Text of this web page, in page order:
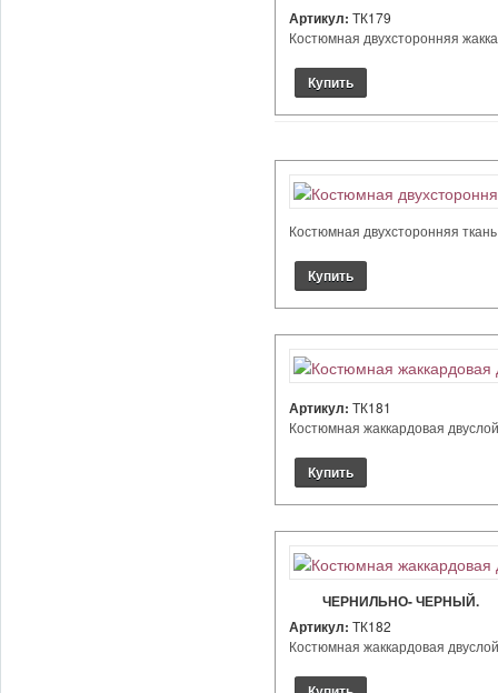
Артикул: ТК179
Костюмная двухсторонняя
Костюмная двухсторонняя
Артикул: ТК181
Костюмная жаккардовая
ЧЕРНИЛЬНО- ЧЕРНЫЙ.
Артикул: ТК182
Костюмная жаккардовая